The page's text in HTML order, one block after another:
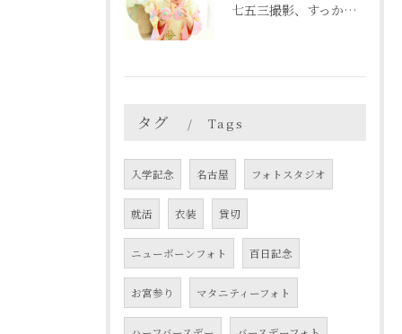
七五三撮影、すっかり忘れてた💦という方も
タグ Tags
入学記念 名古屋 フォトスタジオ
就活 衣装 貸切
ニューボーンフォト 百日記念
お宮参り マタニティーフォト